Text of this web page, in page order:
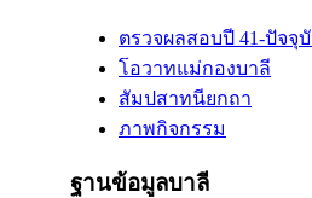
ตรวจผลสอบปี 41-ปัจจุ
โอวาทแม่กองบาลี
สัมปสาทนียกถา
ภาพกิจกรรม
ฐานข้อมูลบาลี